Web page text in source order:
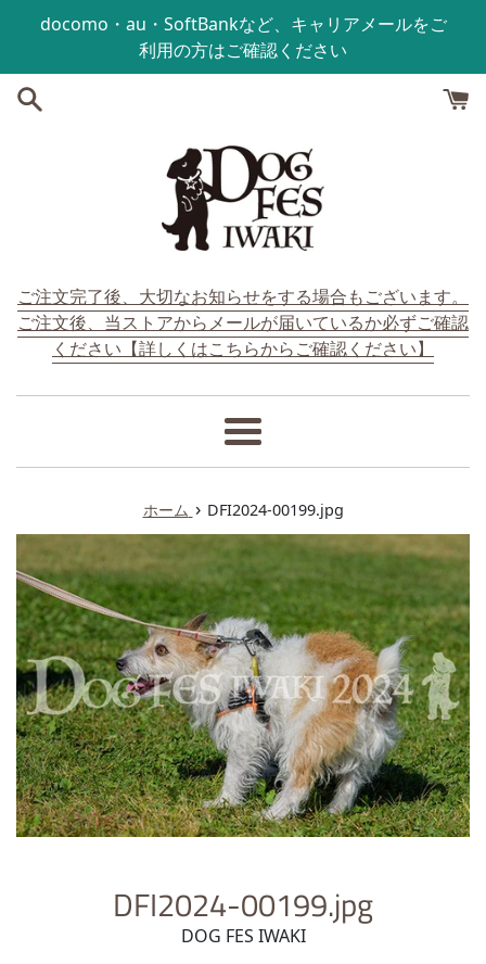
コンテンツにスキップする
docomo・au・SoftBankなど、キャリアメールをご
利用の方はご確認ください
ご注文完了後、大切なお知らせをする場合もございます。
ご注文後、当ストアからメールが届いているか必ずご確認
ください【詳しくはこちらからご確認ください】
メ
ニ
ー
ホーム › DFI2024-00199.jpg
DFI2024-00199.jpg
DOG FES IWAKI